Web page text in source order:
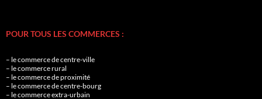
POUR TOUS LES COMMERCES :
– le commerce de centre-ville
– le commerce rural
– le commerce de proximité
– le commerce de centre-bourg
– le commerce extra-urbain